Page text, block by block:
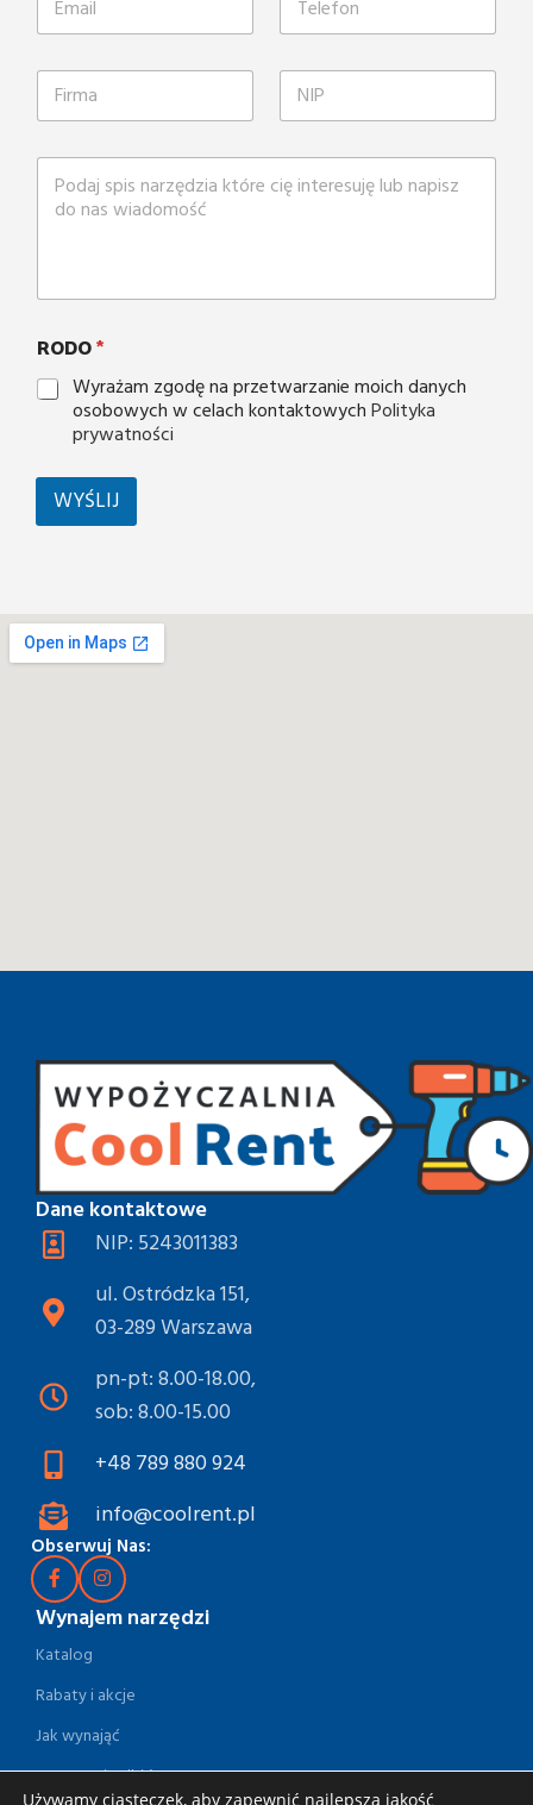
RODO*
Wyrażam zgodę na przetwarzanie moich danych
osobowych w celach kontaktowychPolityka
prywatności
WYŚLIJ
Dane kontaktowe
NIP: 5243011383
ul. Ostródzka 151,
03-289 Warszawa
pn-pt: 8.00-18.00,
sob: 8.00-15.00
+48 789 880 924
info@coolrent.pl
Obserwuj Nas:
Wynajem narzędzi
Katalog
Rabaty i akcje
Jak wynająć
Dostawa i odbiór
Używamy ciasteczek, aby zapewnić najlepszą jakość